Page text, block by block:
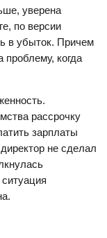
уверена
по версии
в убыток. Причем
проблему, когда
рассрочку
зарплаты
не сделал